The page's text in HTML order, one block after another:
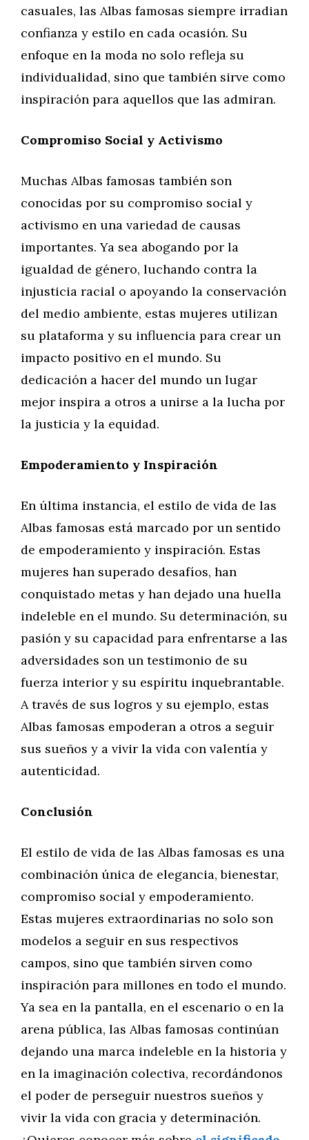
casuales, las Albas famosas siempre irradian
confianza y estilo en cada ocasión. Su
enfoque en la moda no solo refleja su
individualidad, sino que también sirve como
inspiración para aquellos que las admiran.
Compromiso Social y Activismo
Muchas Albas famosas también son
conocidas por su compromiso social y
activismo en una variedad de causas
importantes. Ya sea abogando por la
igualdad de género, luchando contra la
injusticia racial o apoyando la conservación
del medio ambiente, estas mujeres utilizan
su plataforma y su influencia para crear un
impacto positivo en el mundo. Su
dedicación a hacer del mundo un lugar
mejor inspira a otros a unirse a la lucha por
la justicia y la equidad.
Empoderamiento y Inspiración
En última instancia, el estilo de vida de las
Albas famosas está marcado por un sentido
de empoderamiento y inspiración. Estas
mujeres han superado desafíos, han
conquistado metas y han dejado una huella
indeleble en el mundo. Su determinación, su
pasión y su capacidad para enfrentarse a las
adversidades son un testimonio de su
fuerza interior y su espíritu inquebrantable.
A través de sus logros y su ejemplo, estas
Albas famosas empoderan a otros a seguir
sus sueños y a vivir la vida con valentía y
autenticidad.
Conclusión
El estilo de vida de las Albas famosas es una
combinación única de elegancia, bienestar,
compromiso social y empoderamiento.
Estas mujeres extraordinarias no solo son
modelos a seguir en sus respectivos
campos, sino que también sirven como
inspiración para millones en todo el mundo.
Ya sea en la pantalla, en el escenario o en la
arena pública, las Albas famosas continúan
dejando una marca indeleble en la historia y
en la imaginación colectiva, recordándonos
el poder de perseguir nuestros sueños y
vivir la vida con gracia y determinación.